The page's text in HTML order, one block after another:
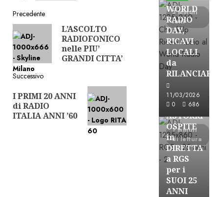
Navigazione
articolo
Precedente
Articolo
precedente:
L’ASCOLTO
RADIOFONICO
nelle PIU’
GRANDI CITTA’
Successivo
Articolo
successivo:
I PRIMI 20 ANNI
di RADIO
ITALIA ANNI ’60
3 minuti
letti
WORLD
RADIO
DAY,
RICAVI
LOCALI
da
RILANCIARE
11/03/2026
0
686
1 minuti
di lettura
Astorri News
FREE
ASTORRI
OSPITE
in
DIRETTA
a RGS
per i
SUOI 25
ANNI